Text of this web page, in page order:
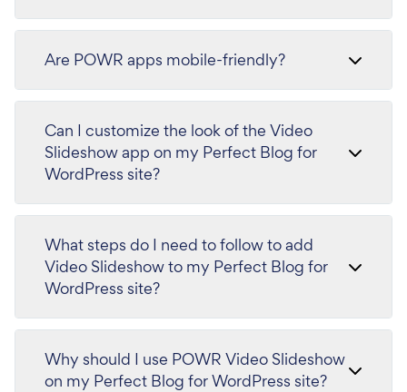
Are POWR apps mobile-friendly?
Can I customize the look of the Video
Slideshow app on my Perfect Blog for
WordPress site?
What steps do I need to follow to add
Video Slideshow to my Perfect Blog for
WordPress site?
Why should I use POWR Video Slideshow
on my Perfect Blog for WordPress site?